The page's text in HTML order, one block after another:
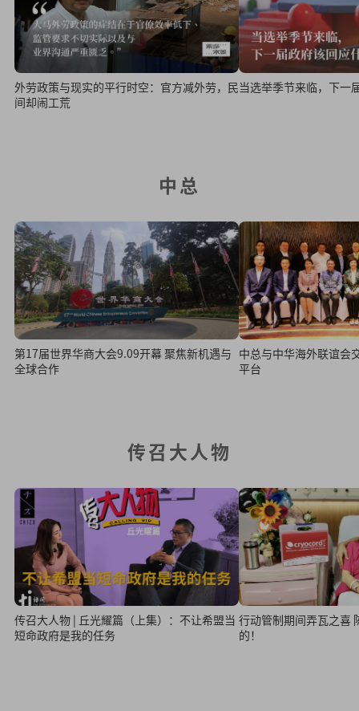
外劳政策与现实的平行时空：官方减外劳，民
间却闹工荒
当选举季节来临，下一
中总
第17届世界华商大会9.09开幕 聚焦新机遇与
全球合作
中总与中华海外联谊会
平台
传召大人物
传召大人物 | 丘光耀篇（上集）：不让希盟当
短命政府是我的任务
行动管制期间弄瓦之喜 陈韵传：我是幸运
的！